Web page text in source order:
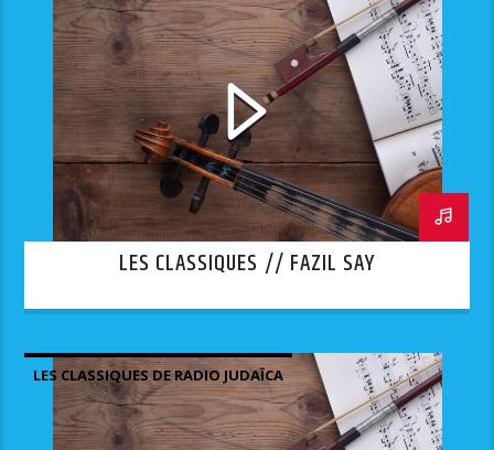
LES CLASSIQUES // FAZIL SAY
LES CLASSIQUES DE RADIO JUDAÏCA